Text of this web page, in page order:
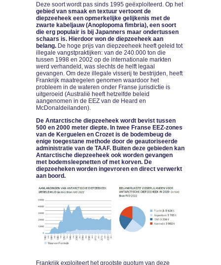
Deze soort wordt pas sinds 1995 geëxploiteerd. Op het
gebied van smaak en textuur vertoont de
diepzeeheek een opmerkelijke gelijkenis met de
zwarte kabeljauw (Anoplopoma fimbria), een soort
die erg populair is bij Japanners maar ondertussen
schaars is. Hierdoor won de diepzeeheek aan
belang. De hoge prijs van diepzeeheek heeft geleid tot
illegale vangstpraktijken: van de 240.000 ton die
tussen 1998 en 2002 op de internationale markten
werd verhandeld, was slechts de helft legaal
gevangen. Om deze illegale visserij te bestrijden, heeft
Frankrijk maatregelen genomen waardoor het
probleem in de wateren onder Franse jurisdictie is
uitgeroeid (Australië heeft hetzelfde beleid
aangenomen in de EEZ van de Heard en
McDonaldeilanden).
De Antarctische diepzeeheek wordt bevist tussen
500 en 2000 meter diepte. In twee Franse EEZ-zones
van de Kerguelen en Crozet is de bodembeug de
enige toegestane methode door de geautoriseerde
administratie van de TAAF. Buiten deze gebieden kan
Antarctische diepzeeheek ook worden gevangen
met bodemsleepnetten of met korven. De
diepzeeheken worden ingevroren en direct verwerkt
aan boord.
Frankrijk exploiteert het grootste quotum van deze